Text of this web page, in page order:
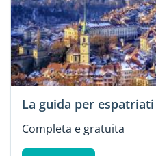
La guida per
Completa e gratuita